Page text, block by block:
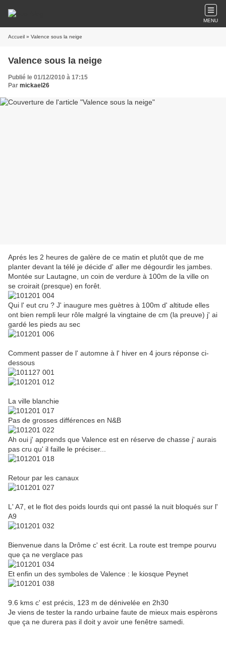
MENU
Accueil » Valence sous la neige
Valence sous la neige
Publié le 01/12/2010 à 17:15
Par mickael26
Aprés les 2 heures de galère de ce matin et plutôt que de me
planter devant la télé je décide d' aller me dégourdir les jambes.
Montée sur Lautagne, un coin de verdure à 100m de la ville on
se croirait (presque) en forêt.
Qui l' eut cru ? J' inaugure mes guètres à 100m d' altitude elles
ont bien rempli leur rôle malgré la vingtaine de cm (la preuve) j' ai
gardé les pieds au sec
Comment passer de l' automne à l' hiver en 4 jours réponse ci-
dessous
La ville blanchie
Pas de grosses différences en N&B
Ah oui j' apprends que Valence est en réserve de chasse j' aurais
pas cru qu' il faille le préciser...
Retour par les canaux
L' A7, et le flot des poids lourds qui ont passé la nuit bloqués sur l'
A9
Bienvenue dans la Drôme c' est écrit. La route est trempe pourvu
que ça ne verglace pas
Et enfin un des symboles de Valence : le kiosque Peynet
9.6 kms c' est précis, 123 m de dénivelée en 2h30
Je viens de tester la rando urbaine faute de mieux mais espèrons
que ça ne durera pas il doit y avoir une fenêtre samedi.